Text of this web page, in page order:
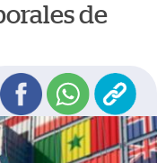
de